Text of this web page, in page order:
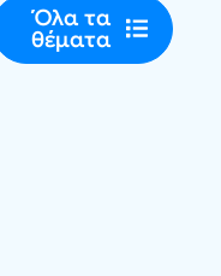
Όλα τα
θέματα